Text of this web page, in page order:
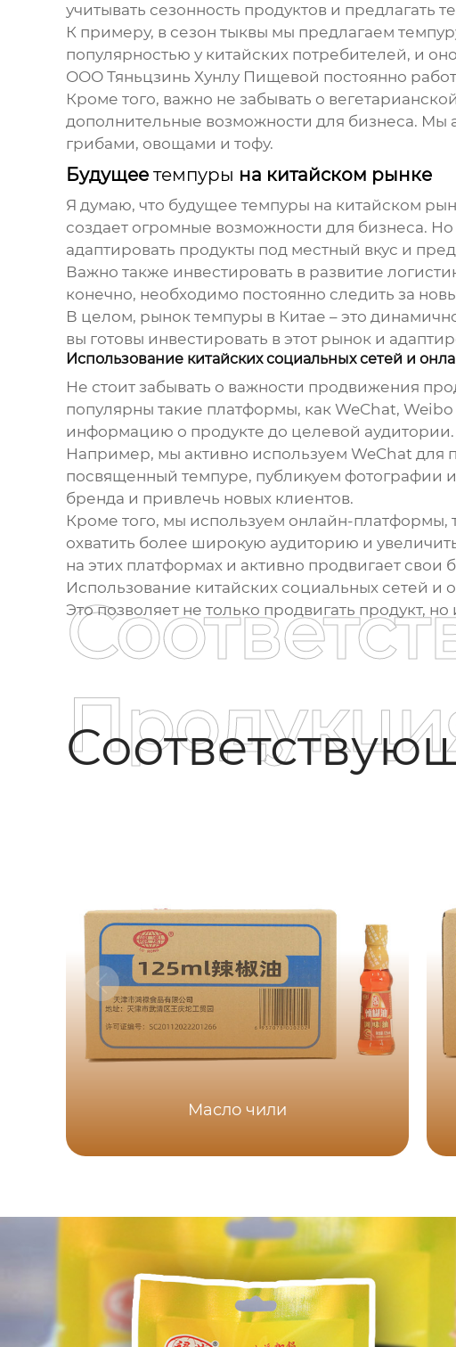
учитывать сезонность продуктов и предлагать
К примеру, в сезон тыквы мы предлагаем
популярностью у китайских потребителей, и
ООО Тяньцзинь Хунлу Пищевой постоянно
Кроме того, важно не забывать о вегетарианской
дополнительные возможности для бизнеса. Мы
грибами, овощами и тофу.
Будущее темпуры на китайском рынке
Я думаю, что будущее темпуры на китайском
создает огромные возможности для бизнеса.
адаптировать продукты под местный вкус и
Важно также инвестировать в развитие
конечно, необходимо постоянно следить за
В целом, рынок темпуры в Китае – это
вы готовы инвестировать в этот рынок и
Использование китайских социальных сетей и
Не стоит забывать о важности продвижения
популярны такие платформы, как WeChat,
информацию о продукте до целевой аудитории.
Например, мы активно используем WeChat для
посвященный темпуре, публикуем фотографии
бренда и привлечь новых клиентов.
Кроме того, мы используем онлайн-платформы,
охватить более широкую аудиторию и
на этих платформах и активно продвигает свои
Использование китайских социальных сетей и
Это позволяет не только продвигать продукт,
Масло чили